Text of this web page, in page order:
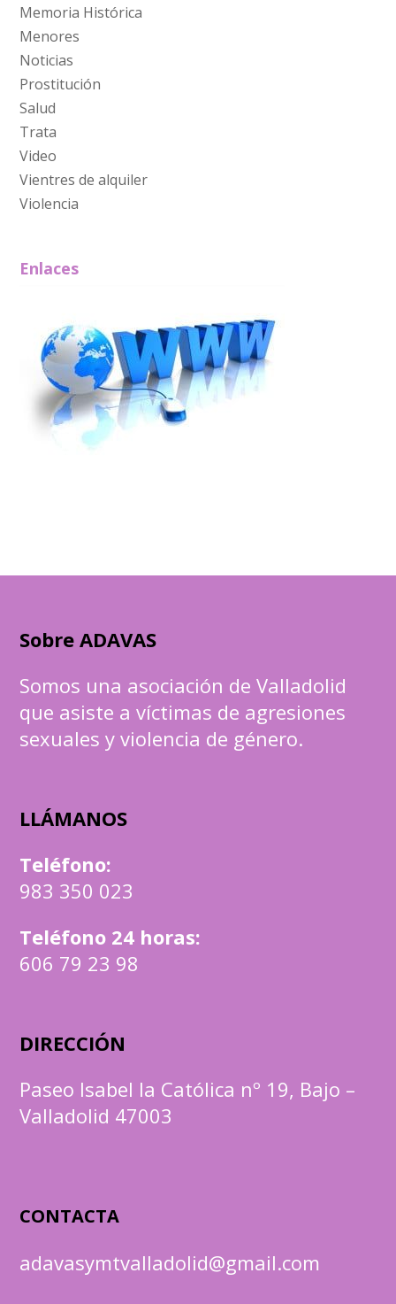
Memoria Histórica
Menores
Noticias
Prostitución
Salud
Trata
Video
Vientres de alquiler
Violencia
Enlaces
Sobre ADAVAS
Somos una asociación de Valladolid
que asiste a víctimas de agresiones
sexuales y violencia de género.
LLÁMANOS
Teléfono:
983 350 023
Teléfono 24 horas:
606 79 23 98
DIRECCIÓN
Paseo Isabel la Católica nº 19, Bajo –
Valladolid 47003
CONTACTA
adavasymtvalladolid@gmail.com